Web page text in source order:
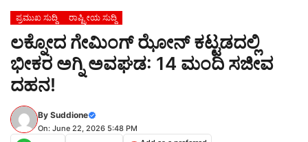
ಪ್ರಮುಖ ಸುದ್ದಿ ರಾಷ್ಟ್ರೀಯ ಸುದ್ದಿ
ಲಕ್ನೋದ ಗೇಮಿಂಗ್ ಝೋನ್ ಕಟ್ಟಡದಲ್ಲಿ
ಭೀಕರ ಅಗ್ನಿ ಅವಘಡ: 14 ಮಂದಿ ಸಜೀವ
ದಹನ!
By Suddione
On: June 22, 2026 5:48 PM